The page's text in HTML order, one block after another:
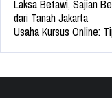
Laksa Betawi, Sajian
dari Tanah Jakarta
Usaha Kursus Online: